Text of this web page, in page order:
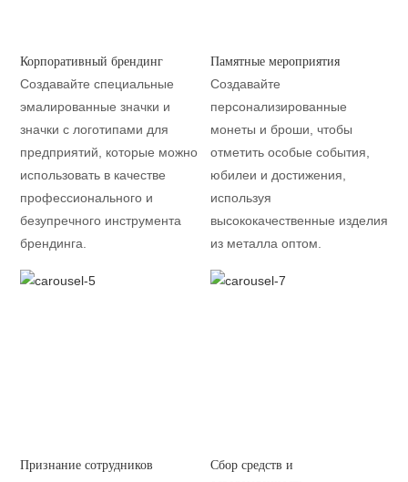
Корпоративный брендинг
Создавайте специальные
эмалированные значки и
значки с логотипами для
предприятий, которые можно
использовать в качестве
профессионального и
безупречного инструмента
брендинга.
Памятные мероприятия
Создавайте
персонализированные
монеты и броши, чтобы
отметить особые события,
юбилеи и достижения,
используя
высококачественные изделия
из металла оптом.
Признание сотрудников
Сбор средств и